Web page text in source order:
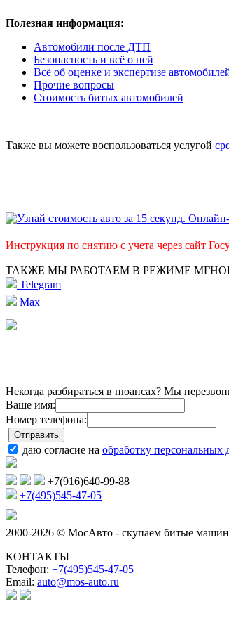
Полезная информация:
Автомобили после ДТП
Безопасность и всё о ней
Всё об оценке и экспертизе
Прочие вопросы
Стоимость битых автомобилей
Также вы можете воспользоваться услугой
Инструкция по снятию с учета через сайт
ТАКЖЕ МЫ РАБОТАЕМ В РЕЖИМЕ
Telegram
Max
Некогда разбираться в нюансах? Мы
Ваше имя:
Номер телефона:
даю согласие на обработку персональных
+7(916)640-99-88
+7(495)545-47-05
2000-2026 © МосАвто - скупаем битые
КОНТАКТЫ
Телефон: +7(495)545-47-05
Email: auto@mos-auto.ru